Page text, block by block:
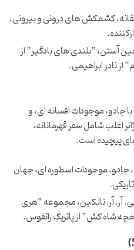
کشمکش های درونی و بیرونی،
آستن، “بلندی های بادگیر” از
از نادر ابراهیمی.
جادو، موجودات افسانه ای، و
اغلب شامل سفر قهرمانانه،
پیچیده است.
جادو، موجودات اسطوره ای، جهان
آر. آر. تالکین، مجموعه “هری
شاه کش” از پاتریک راتفوس.